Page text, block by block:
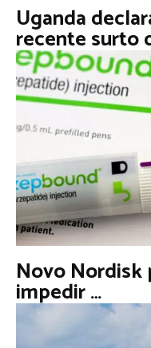
Uganda
recente surto
Novo Nordisk
impedir …